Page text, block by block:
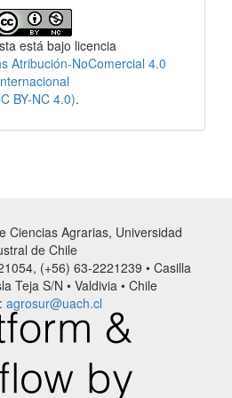
está bajo licencia
Atribución-NoComercial 4.0
BY-NC 4.0).
Ciencias Agrarias, Universidad
de Chile
(+56) 63-2221239 • Casilla
Teja S/N • Valdivia • Chile
agrosur@uach.cl